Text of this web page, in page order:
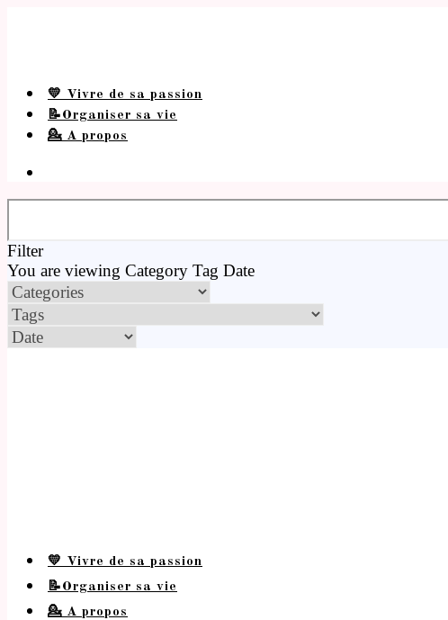
💛 Vivre de sa passion
📝Organiser sa vie
💁 A propos
Filter
You are viewing Category Tag Date
💛 Vivre de sa passion
📝Organiser sa vie
💁 A propos